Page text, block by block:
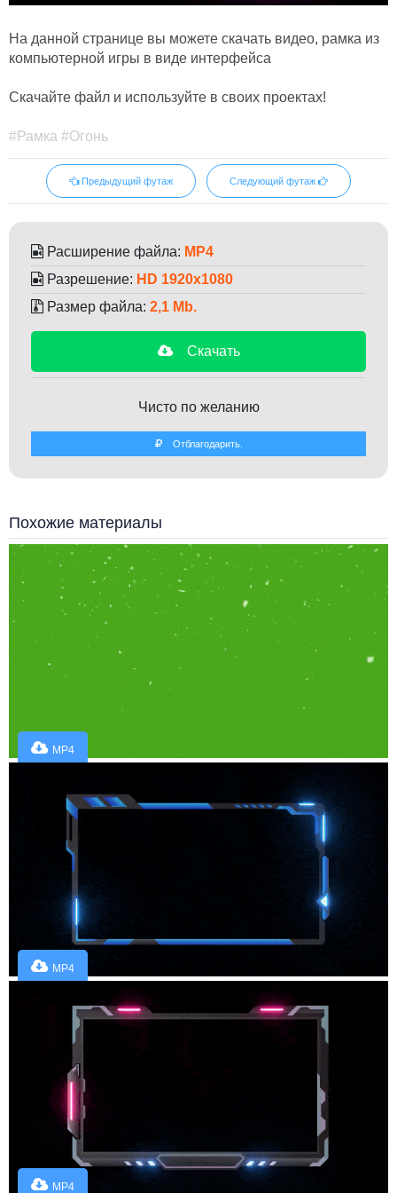
На данной странице вы можете скачать видео, рамка из
компьютерной игры в виде интерфейса
Скачайте файл и используйте в своих проектах!
#Рамка #Огонь
Предыдущий футаж Следующий футаж
Расширение файла: MP4
Разрешение: HD 1920x1080
Размер файла: 2,1 Mb.
Скачать
Чисто по желанию
Отблагодарить.
Похожие материалы
MP4
MP4
MP4